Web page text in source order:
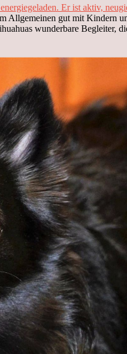
Er ist aktiv,
Allgemeinen gut mit Kindern
wunderbare